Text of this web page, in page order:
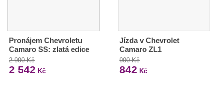
Pronájem Chevroletu
Camaro SS: zlatá edice
2 990 Kč
2 542 Kč
Jízda v Chevrolet
Camaro ZL1
990 Kč
842 Kč